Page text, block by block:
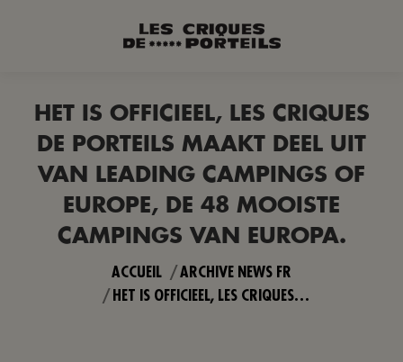
HET IS OFFICIEEL, LES CRIQUES
DE PORTEILS MAAKT DEEL UIT
VAN LEADING CAMPINGS OF
EUROPE, DE 48 MOOISTE
CAMPINGS VAN EUROPA.
ACCUEIL
ARCHIVE NEWS FR
HET IS OFFICIEEL, LES CRIQUES…